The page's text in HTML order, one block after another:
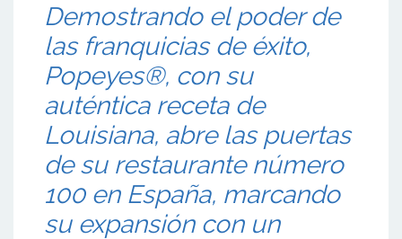
Demostrando el poder de
las franquicias de éxito,
Popeyes®, con su
auténtica receta de
Louisiana, abre las puertas
de su restaurante número
100 en España, marcando
su expansión con un